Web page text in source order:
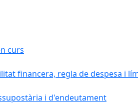
curs
financera, regla de despesa i
i d'endeutament